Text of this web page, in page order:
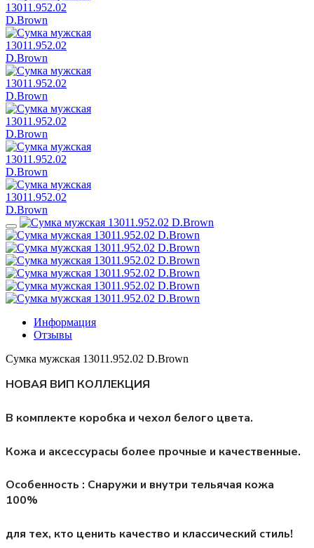
Информация
Отзывы
Сумка мужская 13011.952.02 D.Brown
НОВАЯ ВИП КОЛЛЕКЦИЯ
В комплекте коробка и чехол белого цвета.
Кожа и аксессурасы более прочные и качественные.
Особенность : Снаружи и внутри тельячая кожа
100%
для тех, кто ценить качество и классический стиль!